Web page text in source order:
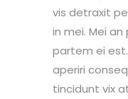
vis detraxit
in mei. Mei an
partem ei est.
aperiri
tincidunt vix